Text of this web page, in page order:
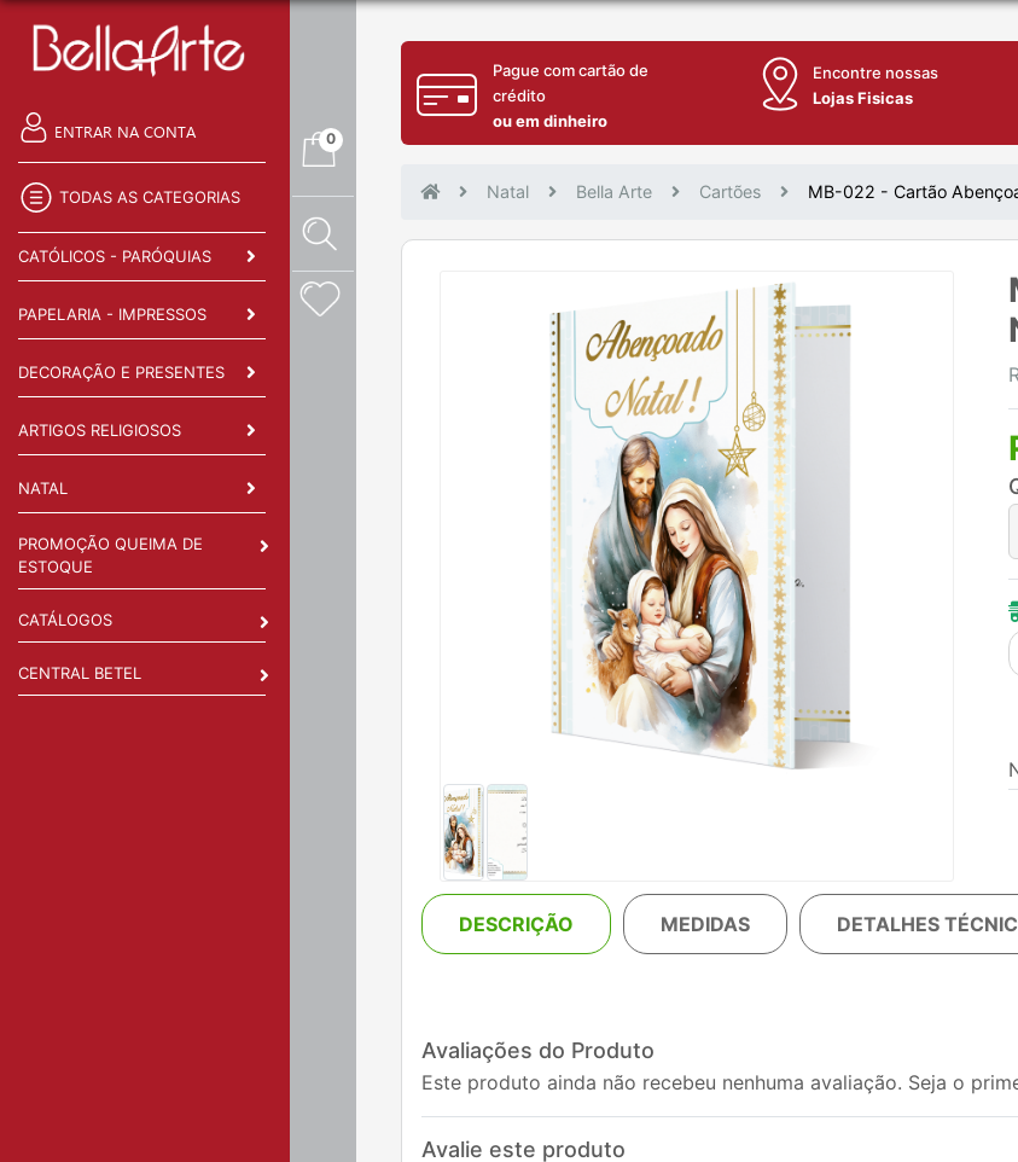
ENTRAR NA CONTA
TODAS AS CATEGORIAS
CATÓLICOS - PARÓQUIAS
PAPELARIA - IMPRESSOS
DECORAÇÃO E PRESENTES
ARTIGOS RELIGIOSOS
NATAL
PROMOÇÃO QUEIMA DE
ESTOQUE
CATÁLOGOS
CENTRAL BETEL
0
Pague com cartão de
crédito
ou em dinheiro
Encontre nossas
Lojas Fisicas
Natal Bella Arte Cartões MB-022 - Cartão
DESCRIÇÃO MEDIDAS DETALHES
Avaliações do Produto
Este produto ainda não recebeu nenhuma avaliação. Seja o
Avalie este produto